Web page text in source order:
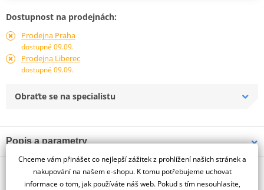
Dostupnost na prodejnách:
Prodejna Praha
dostupné 09.09.
Prodejna Liberec
dostupné 09.09.
Obraťte se na specialistu
Popis a parametry
Jsme autorizovaný
dealer značky GOLDfren
O výrobci
Chceme vám přinášet co nejlepší zážitek z prohlížení našich stránek a
nakupování na našem e-shopu. K tomu potřebujeme uchovat
informace o tom, jak používáte náš web. Pokud s tím nesouhlasíte,